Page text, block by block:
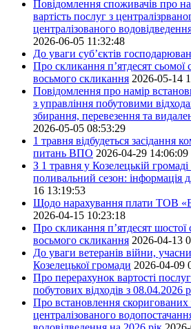
Повідомлення споживачів про
вартість послуг з
централізованого
2026-06-05 11:32:48
До уваги суб’єктів
Про скликання п’ятдесят сьомої
восьмого скликання 2026-05-14
Повідомлення про намір
з управління побутовими
збирання, перевезення та
2026-05-05 08:53:29
1 травня відбудеться засідання
питань ВПО 2026-04-29 14:06:09
З 1 травня у Козелецькій
поливальний сезон: інформація
16 13:19:53
Щодо нарахування плати ТОВ
2026-04-15 10:23:18
Про скликання п’ятдесят шостої
восьмого скликання 2026-04-13
До уваги ветеранів війни,
Козелецької громади 2026-04-09
Про перерахунок вартості
побутових відходів з 08.04.2026
Про встановлення скоригованих
централізованого